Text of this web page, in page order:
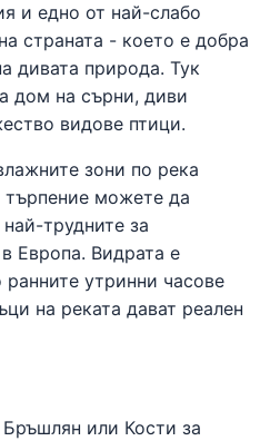
и едно от най-слабо
страната - което е добра
дивата природа. Тук
дом на сърни, диви
видове птици.
зони по река
търпение можете да
трудните за
Европа. Видрата е
утринни часове
на реката дават реален
или Кости за